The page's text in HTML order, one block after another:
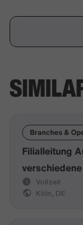
Branches &
Filialleitung
Vollzeit
Köln, DE